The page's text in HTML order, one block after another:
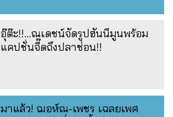
อุ๊ต๊ะ!!...ณเดชน์จัดรูปฮันนีมูนพร้อม
แคปชั่นจี๊ดถึงปลาช่อน!!
มาแล้ว! ฌอห์ณ-เพชร เฉลยเพศ